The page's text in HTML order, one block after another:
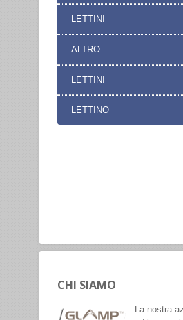
LETTINI
ALTRO
LETTINI
LETTINO
CHI SIAMO
La nostra